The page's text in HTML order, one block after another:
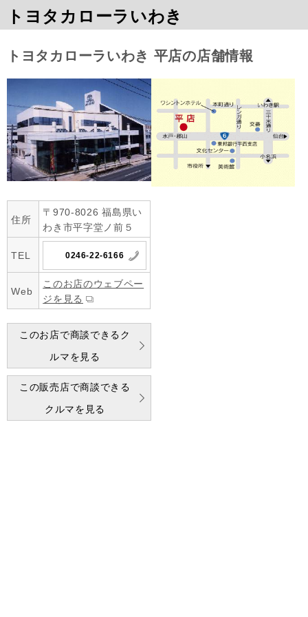
トヨタカローラいわき
トヨタカローラいわき 平店の店舗情報
住所
〒970-8026 福島県い
わき市平字堂ノ前５
TEL 0246-22-6166
Web
このお店のウェブペー
ジを見る
このお店で商談できるク
ルマを見る
この販売店で商談できる
クルマを見る